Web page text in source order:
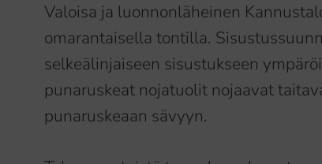
Valoisa ja luonnonläheinen
omarantaisella tontilla.
selkeälinjaiseen sisustukseen
punaruskeat nojatuolit nojaavat
punaruskeaan sävyyn.